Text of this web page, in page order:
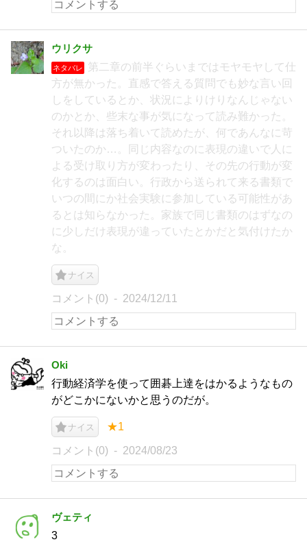
ウリクサ
ネタバレ
第二章の前半ぐらいまではモヤモヤして仕
方が無かった。直感で答える質問でも妙な言い回
しをしているとか、状況によりけりなんじゃない
のかとか、些末な事が気になって読み難かった。
それ以降は落ち着いて読めたが、何であんなに苛
ついたのか…。同じ内容なのに表現の違いで人に
よる受け取り方が変わったり、その先の行動が変
化するのは面白い。行政から送られて来る書類で
いつの間にか社会実験に参加している可能性があ
るとは知らなかった。家族で同じ書類のはずなの
に少しだけ表現が違っていたとかだと気付けたか
な。
ナイス
コメント(0) 2024/12/11
Oki
行動経済学を使って囲碁上達をはかるようなもの
がどこかにないかと思うのだが。
ナイス ★1
コメント(0) 2024/08/23
ヴェティ
3